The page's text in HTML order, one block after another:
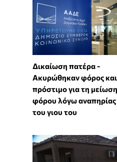
Δικαίωση πατέρα -
Ακυρώθηκαν φόρος και
πρόστιμο για τη μείωση
φόρου λόγω αναπηρίας
του γιου του